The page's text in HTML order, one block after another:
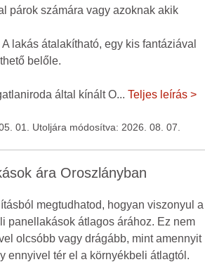
párok számára vagy azoknak akik
lakás átalakítható, egy kis fantáziával
belőle.
által kínált O... Teljes leírás >
01. Utoljára módosítva: 2026. 08. 07.
ára Oroszlányban
megtudhatod, hogyan viszonyul a
panellakások átlagos árához. Ez nem
olcsóbb vagy drágább, mint amennyit
ennyivel tér el a környékbeli átlagtól.